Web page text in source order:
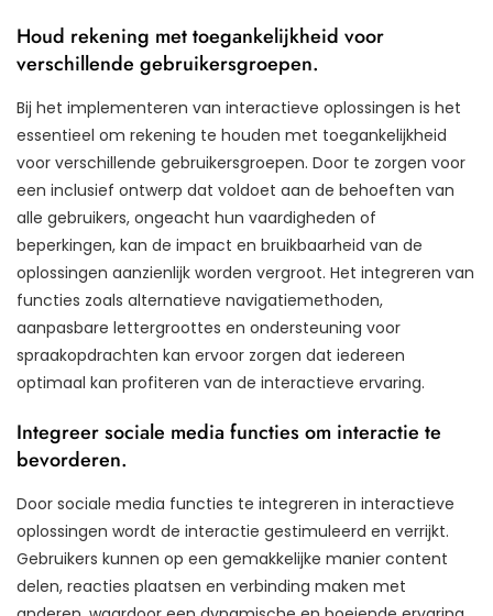
Houd rekening met toegankelijkheid voor
verschillende gebruikersgroepen.
Bij het implementeren van interactieve oplossingen is het
essentieel om rekening te houden met toegankelijkheid
voor verschillende gebruikersgroepen. Door te zorgen voor
een inclusief ontwerp dat voldoet aan de behoeften van
alle gebruikers, ongeacht hun vaardigheden of
beperkingen, kan de impact en bruikbaarheid van de
oplossingen aanzienlijk worden vergroot. Het integreren van
functies zoals alternatieve navigatiemethoden,
aanpasbare lettergroottes en ondersteuning voor
spraakopdrachten kan ervoor zorgen dat iedereen
optimaal kan profiteren van de interactieve ervaring.
Integreer sociale media functies om interactie te
bevorderen.
Door sociale media functies te integreren in interactieve
oplossingen wordt de interactie gestimuleerd en verrijkt.
Gebruikers kunnen op een gemakkelijke manier content
delen, reacties plaatsen en verbinding maken met